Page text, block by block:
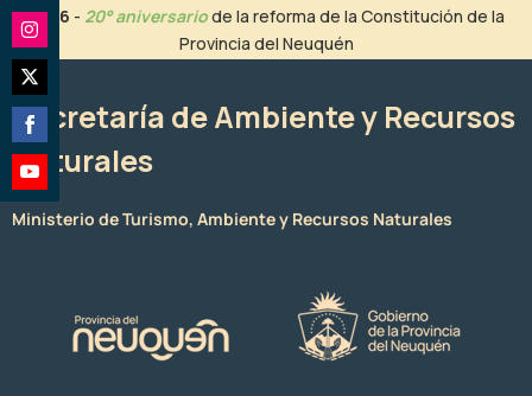
contenido
2026 - 20° aniversariode la reforma de la Constitución de la
Provincia del Neuquén
Secretaría de Ambiente y Recursos
Naturales
Ministerio de Turismo, Ambiente y Recursos Naturales
Share
on
Instagram
Share
on
Twitter
Share
on
Facebook
Share
on